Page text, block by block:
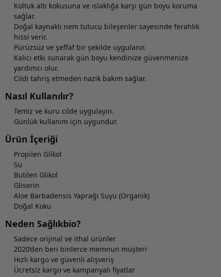
Koltuk altı kokusuna ve ıslaklığa karşı gün boyu koruma
sağlar.
Doğal kaynaklı nem tutucu bileşenler sayesinde ferahlık
hissi verir.
Pürüzsüz ve şeffaf bir şekilde uygulanır.
Kalıcı etki sunarak gün boyu kendinize güvenmenize
yardımcı olur.
Cildi tahriş etmeden nazik bakım sağlar.
Nasıl Kullanılır?
Temiz ve kuru cilde uygulayın.
Günlük kullanım için uygundur.
Ürün İçeriği
Propilen Glikol
Su
Butilen Glikol
Gliserin
Aloe Barbadensis Yaprağı Suyu (Organik)
Doğal Koku
Neden Sağlıkbio?
Sadece orijinal ve ithal ürünler
2020’den beri binlerce memnun müşteri
Hızlı kargo ve güvenli alışveriş
Ücretsiz kargo ve kampanyalı fiyatlar